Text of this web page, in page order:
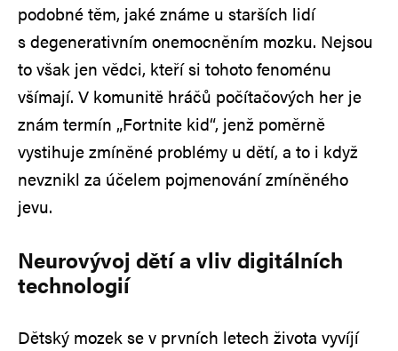
podobné těm, jaké známe u starších lidí
s degenerativním onemocněním mozku. Nejsou
to však jen vědci, kteří si tohoto fenoménu
všímají. V komunitě hráčů počítačových her je
znám termín „Fortnite kid“, jenž poměrně
vystihuje zmíněné problémy u dětí, a to i když
nevznikl za účelem pojmenování zmíněného
jevu.
Neurovývoj dětí a vliv digitálních
technologií
Dětský mozek se v prvních letech života vyvíjí